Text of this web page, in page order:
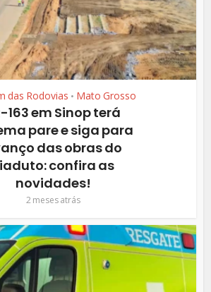
das Rodovias • Mato Grosso
163 em Sinop terá
pare e siga para
das obras do
confira as
novidades!
2 meses atrás